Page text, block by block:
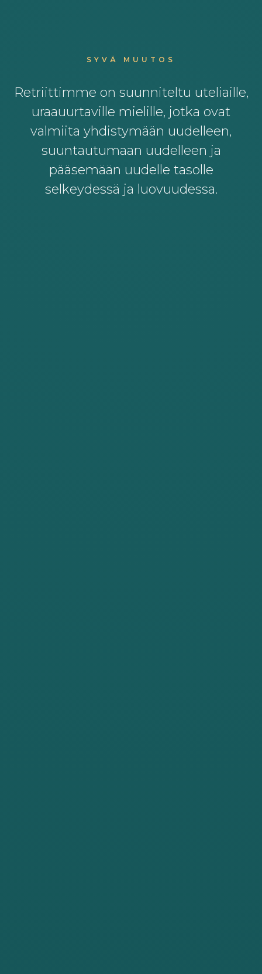
SYVÄ MUUTOS
Retriittimme on suunniteltu uteliaille,
uraauurtaville mielille, jotka ovat
valmiita yhdistymään uudelleen,
suuntautumaan uudelleen ja
pääsemään uudelle tasolle
selkeydessä ja luovuudessa.